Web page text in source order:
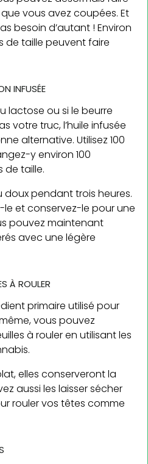
vous avez coupées. Et
besoin d’autant ! Environ
de taille peuvent faire
INFUSÉE
lactose ou si le beurre
votre truc, l’huile infusée
alternative. Utilisez 100
y environ 100
de taille.
doux pendant trois heures.
le et conservez-le pour une
pouvez maintenant
avec une légère
À ROULER
primaire utilisé pour
vous pouvez
à rouler en utilisant les
elles conserveront la
aussi les laisser sécher
rouler vos têtes comme